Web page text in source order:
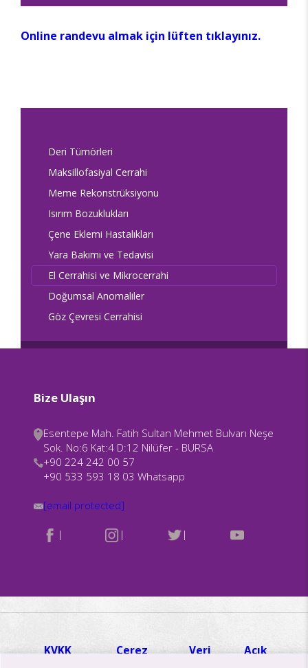
Online randevu almak için lüften tıklayınız.
Deri Tümörleri
Maksillofasiyal Cerrahi
Meme Rekonstrüksiyonu
Isırım Bozuklukları
Çene Eklemi Hastalıkları
Yara Bakımı ve Tedavisi
El Cerrahisi ve Mikrocerrahi
Doğumsal Anomaliler
Göz Çevresi Cerrahisi
Bize Ulaşın
Esentepe Mah. Fatih Sultan Mehmet Bulvarı Neşe
Sok. No:6 Kat:4 D:12 Nilüfer - BURSA
+90 224 242 00 57
+90 533 593 18 03 Whatsapp
[email protected]
| | |
KVKK
Çerez
Veri
Açık